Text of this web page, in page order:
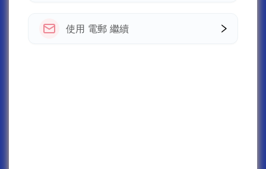
使用 電郵 繼續